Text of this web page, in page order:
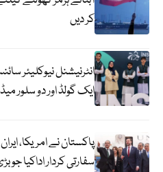
کر دیں
ایک گولڈ اور دو سلور
پاکستان نے امریکا،
سفارتی کردار اداکیا